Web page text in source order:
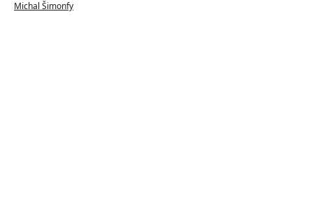
Michal Šimonfy